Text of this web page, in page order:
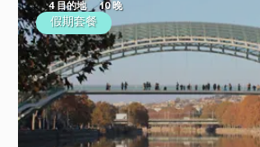
4 目的地 10 晚
假期套餐